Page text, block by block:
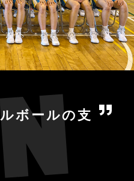
ボールの支